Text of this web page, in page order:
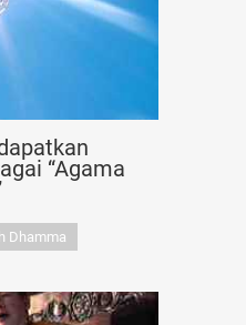
“Agama
Dhamma